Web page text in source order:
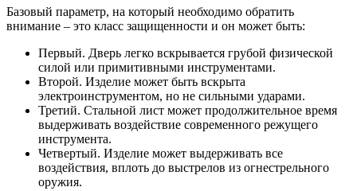
Базовый параметр, на который необходимо обратить
внимание – это класс защищенности и он может быть:
Первый. Дверь легко вскрывается грубой физической
силой или примитивными инструментами.
Второй. Изделие может быть вскрыта
электроинструментом, но не сильными ударами.
Третий. Стальной лист может продолжительное время
выдерживать воздействие современного режущего
инструмента.
Четвертый. Изделие может выдерживать все
воздействия, вплоть до выстрелов из огнестрельного
оружия.